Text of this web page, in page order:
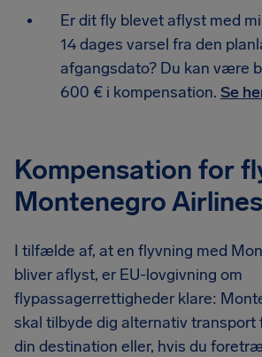
Er dit fly blevet aflyst med
14 dages varsel fra den
afgangsdato? Du kan være
600 € i kompensation. Se
Kompensation for
Montenegro Airlines
I tilfælde af, at en flyvning med
bliver aflyst, er EU-lovgivning om
flypassagerrettigheder klare:
skal tilbyde dig alternativ transport
din destination eller, hvis du